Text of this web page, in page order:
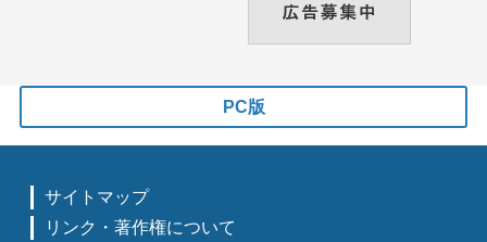
PC版
サイトマップ
リンク・著作権について